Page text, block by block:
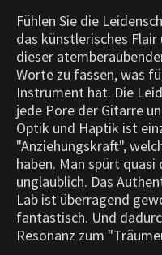
Fühlen Sie die
das künstlerisches
dieser
Worte zu fassen, was
Instrument hat. Die
jede Pore der Gitarre
Optik und Haptik ist
"Anziehungskraft",
haben. Man spürt
unglaublich. Das
Lab ist überragend
fantastisch. Und
Resonanz zum